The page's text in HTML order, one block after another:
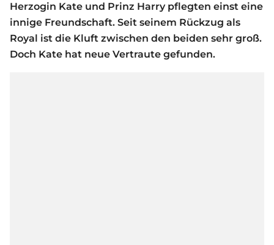
Herzogin Kate und Prinz Harry pflegten einst eine
innige Freundschaft. Seit seinem Rückzug als
Royal ist die Kluft zwischen den beiden sehr groß.
Doch Kate hat neue Vertraute gefunden.